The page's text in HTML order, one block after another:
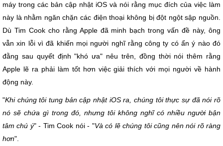
máy trong các bản cập nhật iOS và nói rằng mục đích của việc làm
này là nhằm ngăn chặn các điện thoại không bị đột ngột sập nguồn.
Dù Tim Cook cho rằng Apple đã minh bạch trong vấn đề này, ông
vẫn xin lỗi vì đã khiến mọi người nghĩ rằng công ty có ẩn ý nào đó
đằng sau quyết định "khó ưa" nêu trên, đồng thời nói thêm rằng
Apple lẽ ra phải làm tốt hơn việc giải thích với mọi người về hành
động này.
"Khi chúng tôi tung bản cập nhật iOS ra, chúng tôi thực sự đã nói rõ
nó sẽ chứa gì trong đó, nhưng tôi không nghĩ có nhiều người bận
tâm chú ý" - Tim Cook nói - "Và có lẽ chúng tôi cũng nên nói rõ ràng
hơn".